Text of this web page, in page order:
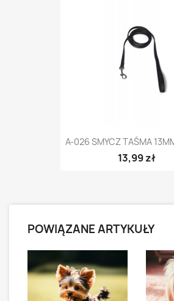
A-026 SMYCZ TAŚMA
13,99 zł
POWIĄZANE ARTYKUŁY